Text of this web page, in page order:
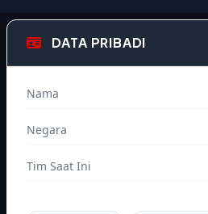
DATA PRIBADI
Nama
Negara
Tim Saat Ini